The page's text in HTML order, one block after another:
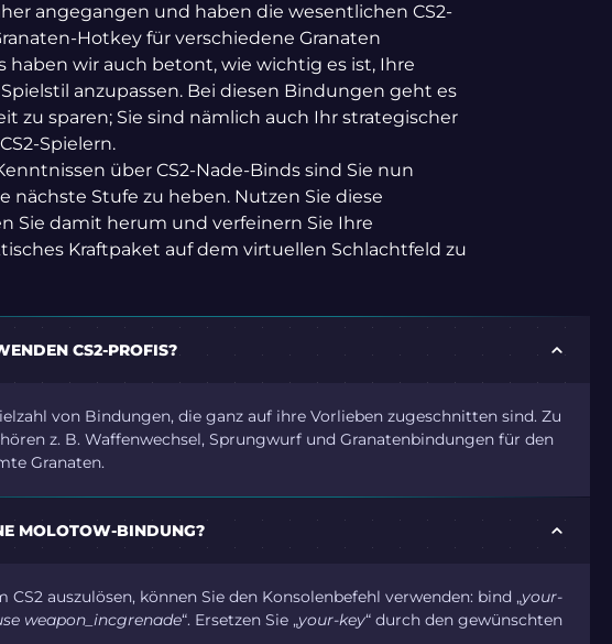
angegangen und haben die wesentlichen CS2-
Hotkey für verschiedene Granaten
haben wir auch betont, wie wichtig es ist, Ihre
anzupassen. Bei diesen Bindungen geht es
zu sparen; Sie sind nämlich auch Ihr strategischer
Spielern.
über CS2-Nade-Binds sind Sie nun
nächste Stufe zu heben. Nutzen Sie diese
Sie damit herum und verfeinern Sie Ihre
Kraftpaket auf dem virtuellen Schlachtfeld zu
CS2-PROFIS?
von Bindungen, die ganz auf ihre Vorlieben zugeschnitten sind. Zu
z. B. Waffenwechsel, Sprungwurf und Granatenbindungen für den
Granaten.
MOLOTOW-BINDUNG?
auszulösen, können Sie den Konsolenbefehl verwenden: bind „your-
weapon_incgrenade“. Ersetzen Sie „your-key“ durch den gewünschten